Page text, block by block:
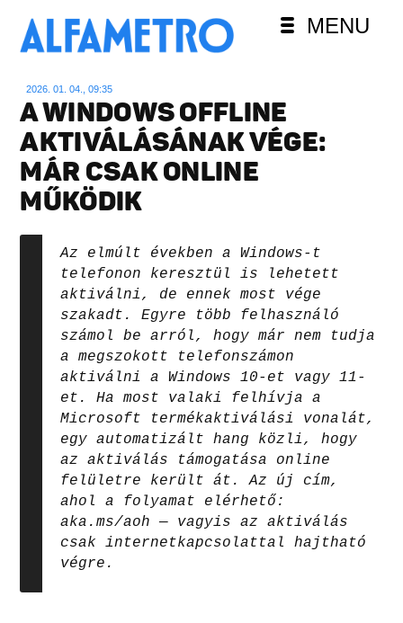
MENU
2026. 01. 04., 09:35
A WINDOWS OFFLINE
AKTIVÁLÁSÁNAK VÉGE:
MÁR CSAK ONLINE
MŰKÖDIK
Az elmúlt években a Windows-t
telefonon keresztül is lehetett
aktiválni, de ennek most vége
szakadt. Egyre több felhasználó
számol be arról, hogy már nem tudja
a megszokott telefonszámon
aktiválni a Windows 10-et vagy 11-
et. Ha most valaki felhívja a
Microsoft termékaktiválási vonalát,
egy automatizált hang közli, hogy
az aktiválás támogatása online
felületre került át. Az új cím,
ahol a folyamat elérhető:
aka.ms/aoh — vagyis az aktiválás
csak internetkapcsolattal hajtható
végre.